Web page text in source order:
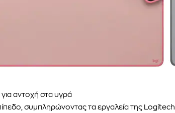
αντοχή στα υγρά
συμπληρώνοντας τα εργαλεία της Logitech